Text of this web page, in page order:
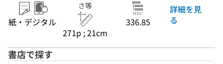
紙・デジタル
さ等
271p ; 21cm
336.85
詳細を見
る
書店で探す